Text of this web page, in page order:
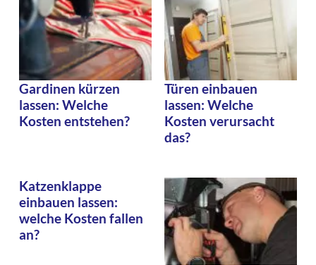
Gardinen kürzen
lassen: Welche
Kosten entstehen?
Türen einbauen
lassen: Welche
Kosten verursacht
das?
Katzenklappe
einbauen lassen:
welche Kosten fallen
an?